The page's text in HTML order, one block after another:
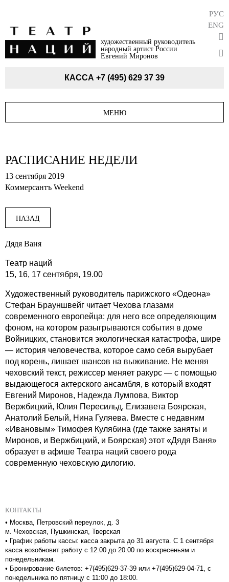
художественный руководитель
народный артист России
Евгений Миронов
РУС
ENG
КАССА +7 (495) 629 37 39
МЕНЮ
РАСПИСАНИЕ НЕДЕЛИ
13 сентября 2019
Коммерсантъ Weekend
НАЗАД
Дядя Ваня
Театр наций
15, 16, 17 сентября, 19.00
Художественный руководитель парижского «Одеона»
Стефан Брауншвейг читает Чехова глазами
современного европейца: для него все определяющим
фоном, на котором разыгрываются события в доме
Войницких, становится экологическая катастрофа, шире
— история человечества, которое само себя вырубает
под корень, лишает шансов на выживание. Не меняя
чеховский текст, режиссер меняет ракурс — с помощью
выдающегося актерского ансамбля, в который входят
Евгений Миронов, Надежда Лумпова, Виктор
Вержбицкий, Юлия Пересильд, Елизавета Боярская,
Анатолий Белый, Нина Гуляева. Вместе с недавним
«Ивановым» Тимофея Кулябина (где также заняты и
Миронов, и Вержбицкий, и Боярская) этот «Дядя Ваня»
образует в афише Театра наций своего рода
современную чеховскую дилогию.
КОНТАКТЫ
• Москва, Петровский переулок, д. 3
м. Чеховская, Пушкинская, Тверская
• График работы кассы: касса закрыта до 31 августа. С 1 сентября
касса возобновит работу с 12:00 до 20:00 по воскресеньям и
понедельникам.
• Бронирование билетов: +7(495)629-37-39 или +7(495)629-04-71, с
понедельника по пятницу с 11:00 до 18:00.